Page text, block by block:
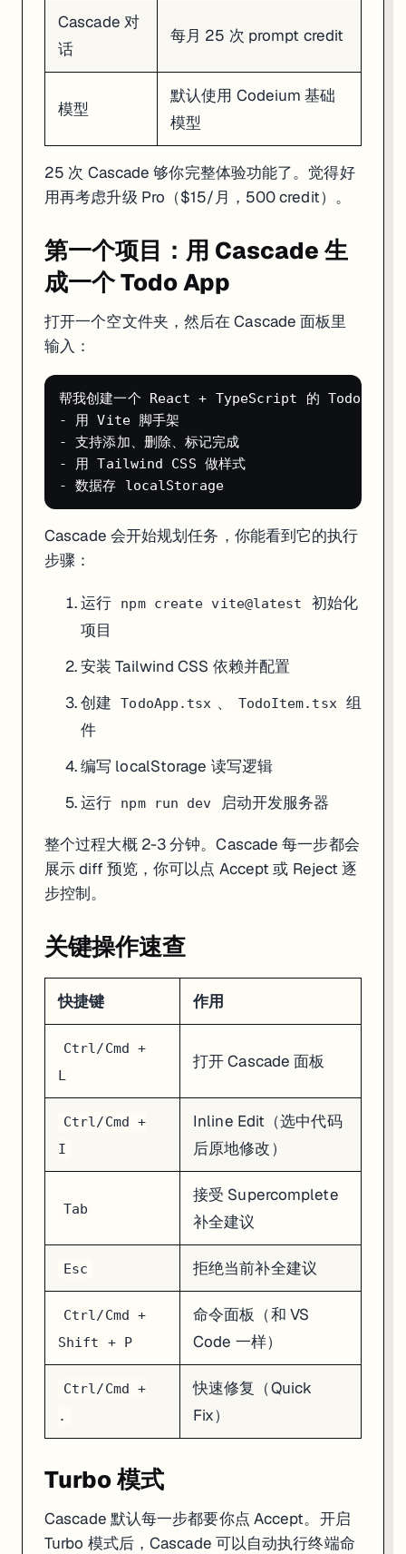
Ctrl/Cmd + L
Ctrl/Cmd + I Inline Edit（选中代码后原地修改）
拒绝当前补全建议
Ctrl/Cmd + Shift + P 命令面板（和 VS Code 一样）
快速修复（Quick Fix）
Turbo 模式
Cascade 默认每一步都要你点 Accept。开启 Turbo 模式后，
在 Cascade 面板顶部找到 Turbo 开关，或者在设置里搜索turbo
// settings.json
刚上手的时候建议关着 Turbo，等你熟悉 Cascade 的行为模式后再打
索引与 .windsurfignore
第一次打开大项目时，Windsurf 会做代码库索引（Indexing）。这个过
在项目根目录创建 .windsurfignore文件，排除不需要索引的目录：
node_modules/
coverage/
这样能把索引文件数量减少 90% 以上，Cascade 响应也会更快。
一个实测数据：10 万行代码的 Next.js monorepo，不加
Memories：让 AI 记住你的习惯
Windsurf 的 Memories 功能会在使用过程中学习你的编码偏好——比如
Cascade 对
话
每月 25 次 prompt credit
模型
默认使用 Codeium 基础
模型
25 次 Cascade 够你完整体验功能了。觉得好
用再考虑升级 Pro（$15/月，500 credit）。
第一个项目：用 Cascade 生
成一个 Todo App
打开一个空文件夹，然后在 Cascade 面板里
输入：
帮我创建一个 React + TypeScript 的 Todo 应用
- 用 Vite 脚手架
- 支持添加、删除、标记完成
- 用 Tailwind CSS 做样式
- 数据存 localStorage
Cascade 会开始规划任务，你能看到它的执行
步骤：
运行 npm create vite@latest
初始化
项目
安装 Tailwind CSS 依赖并配置
创建
TodoApp.tsx 、 TodoItem.tsx 组
件
编写 localStorage 读写逻辑
运行
npm run dev 启动开发服务器
整个过程大概 2-3 分钟。Cascade 每一步都会
展示 diff 预览，你可以点 Accept 或 Reject 逐
步控制。
关键操作速查
快捷键 作用
Ctrl/Cmd +
L
打开 Cascade 面板
Ctrl/Cmd +
I
Inline Edit（选中代码
后原地修改）
Tab
接受 Supercomplete
补全建议
Esc 拒绝当前补全建议
Ctrl/Cmd +
Shift + P
命令面板（和 VS
Code 一样）
Ctrl/Cmd +
.
快速修复（Quick
Fix）
Turbo 模式
Cascade 默认每一步都要你点 Accept。开启
Turbo 模式后，Cascade 可以自动执行终端命